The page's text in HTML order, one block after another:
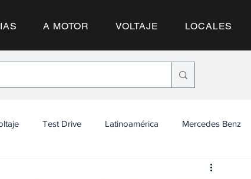
A MOTOR VOLTAJE LOCALES
Test Drive Latinoamérica Mercedes Benz